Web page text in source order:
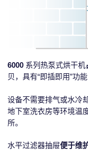
6000 系列热泵式烘干机
贝，具有“即插即用”功
设备不需要排气或水冷
地下室洗衣房等环境温
所。
水平过滤器抽屉便于维